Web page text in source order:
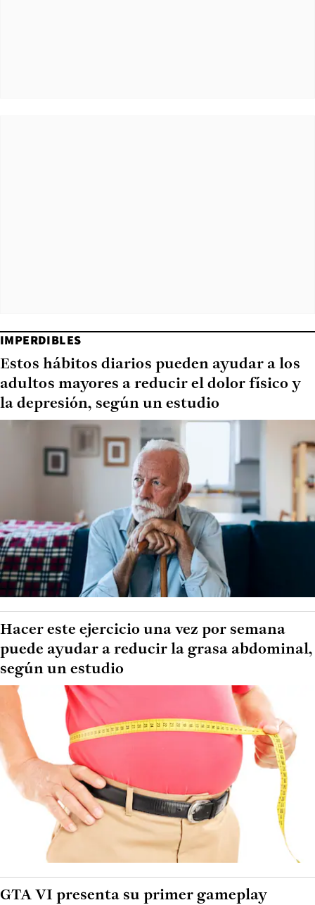
IMPERDIBLES
Estos hábitos diarios pueden ayudar a los
adultos mayores a reducir el dolor físico y
la depresión, según un estudio
Hacer este ejercicio una vez por semana
puede ayudar a reducir la grasa abdominal,
según un estudio
GTA VI presenta su primer gameplay